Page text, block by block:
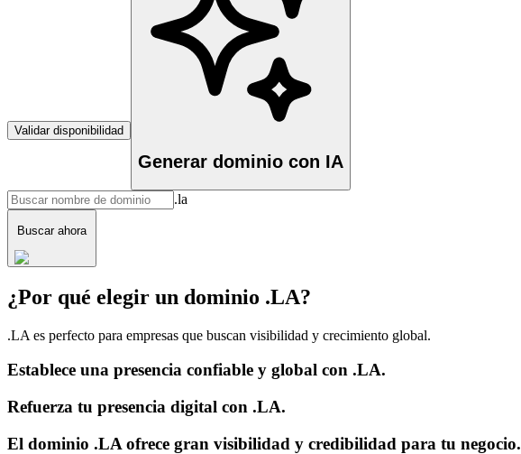
Validar disponibilidad
Generar dominio con IA
.la
Buscar ahora
¿Por qué elegir un dominio .LA?
.LA es perfecto para empresas que buscan visibilidad y crecimiento global.
Establece una presencia confiable y global con .LA.
Refuerza tu presencia digital con .LA.
El dominio .LA ofrece gran visibilidad y credibilidad para tu negocio.